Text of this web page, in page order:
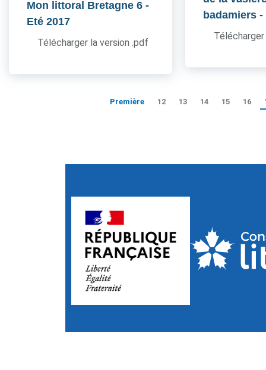
Mon littoral Bretagne 6 -
Eté 2017
Télécharger la version .pdf
badamiers -
Première 12 13 14 15 16